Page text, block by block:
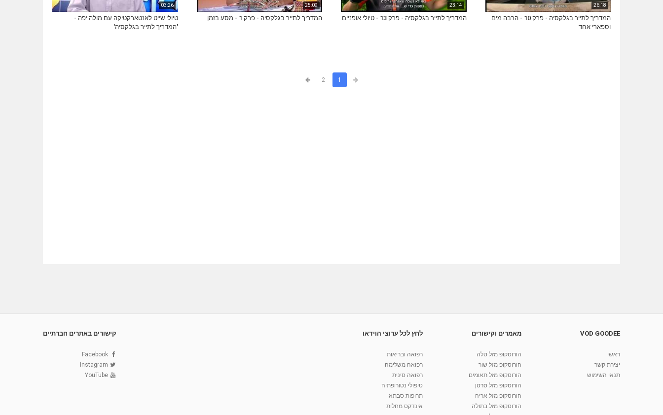
26:18
המדריך לתייר בגלקסיה - פרק 10 - הרבה מים
וספארי אחד
23:14
המדריך לתייר בגלקסיה - פרק 13 - טיולי אופניים
25:09
המדריך לתייר בגלקסיה - פרק 1 - מסע בזמן
03:26
טיולי שייט לאנטארקטיקה עם מולה יפה -
'המדריך לתייר בגלקסיה'
1
2
VOD GOODEE
ראשי
יצירת קשר
תנאי השימוש
מאמרים וקישורים
הורוסקופ מזל טלה
הורוסקופ מזל שור
הורוסקופ מזל תאומים
הורוסקופ מזל סרטן
הורוסקופ מזל אריה
הורוסקופ מזל בתולה
לחץ לכל ערוצי הוידאו
רפואה ובריאות
רפואה משלימה
רפואה סינית
טיפולי נטורופתיה
תרופות סבתא
אינדקס מחלות
קישורים באתרים חברתיים
Facebook
Instagram
YouTube